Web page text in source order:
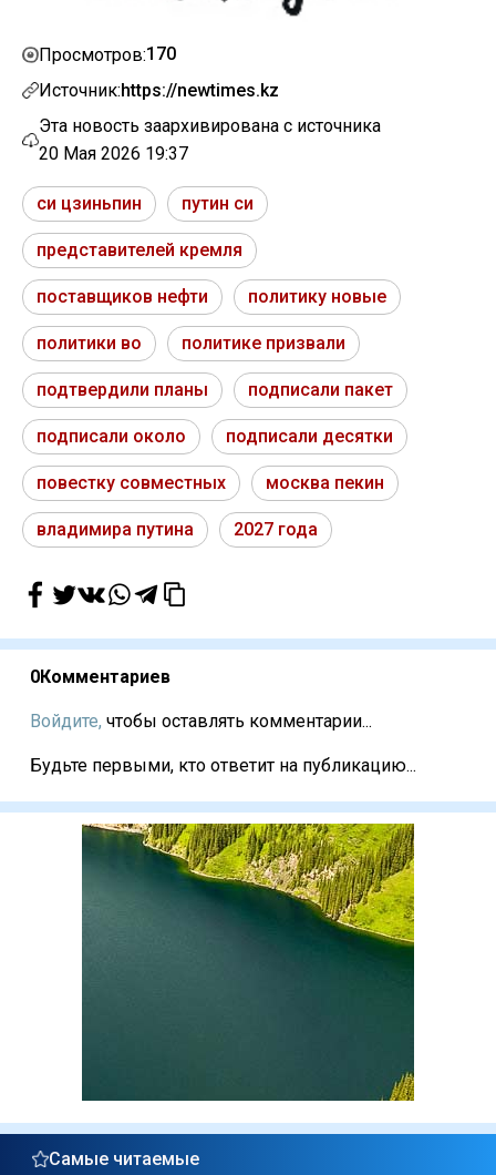
Просмотров:170
Источник:https://newtimes.kz
Эта новость заархивирована с источника
20 Мая 2026 19:37
си цзиньпин путин си
представителей кремля
поставщиков нефти политику новые
политики во политике призвали
подтвердили планы подписали пакет
подписали около подписали десятки
повестку совместных москва пекин
владимира путина 2027 года
0Комментариев
Войдите, чтобы оставлять комментарии...
Будьте первыми, кто ответит на публикацию...
Самые читаемые